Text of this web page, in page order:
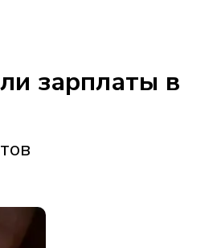
зарплаты в